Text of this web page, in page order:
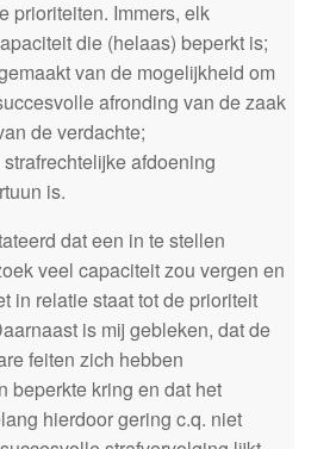
prioriteiten. Immers, elk
die (helaas) beperkt is;
van de mogelijkheid om
afronding van de zaak
de verdachte;
afdoening
is.
dat een in te stellen
veel capaciteit zou vergen en
in relatie staat tot de prioriteit
is mij gebleken, dat de
feiten zich hebben
beperkte kring en dat het
hierdoor gering c.q. niet